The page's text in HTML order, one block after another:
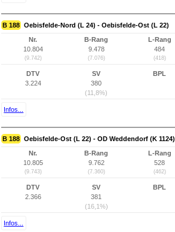
B 188 Oebisfelde-Nord (L 24) - Oebisfelde-Ost (L 22)
Nr.
10.804
(9.742)
B-Rang
9.478
(7.076)
L-Rang
484
(418)
DTV
3.224
SV
380
(11,8%)
BPL
Infos...
B 188 Oebisfelde-Ost (L 22) - OD Weddendorf (K 1124)
Nr.
10.805
(9.743)
B-Rang
9.762
(7.360)
L-Rang
528
(462)
DTV
2.366
SV
381
(16,1%)
BPL
Infos...